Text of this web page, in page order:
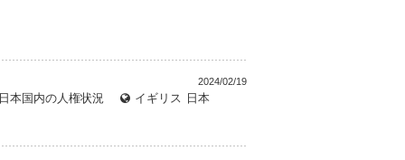
2024/02/19
本国内の人権状況 イギリス 日本